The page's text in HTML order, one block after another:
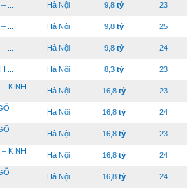
... Hà Nội 9,8 tỷ 23
... Hà Nội 9,8 tỷ 25
... Hà Nội 9,8 tỷ 24
... Hà Nội 8,3 tỷ 23
KINH
Hà Nội 16,8 tỷ 23
Hà Nội 16,8 tỷ 24
Hà Nội 16,8 tỷ 23
KINH
Hà Nội 16,8 tỷ 24
Hà Nội 16,8 tỷ 24